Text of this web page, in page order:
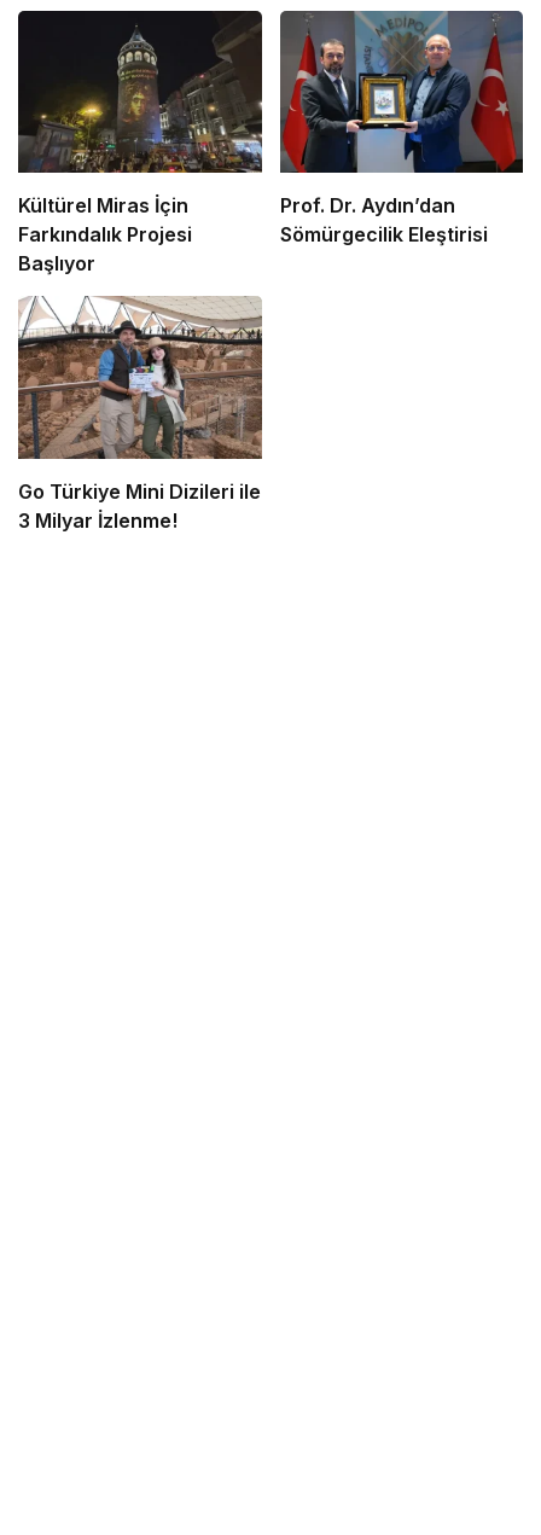
Kültürel Miras İçin
Farkındalık Projesi
Başlıyor
Prof. Dr. Aydın’dan
Sömürgecilik Eleştirisi
Go Türkiye Mini Dizileri ile
3 Milyar İzlenme!